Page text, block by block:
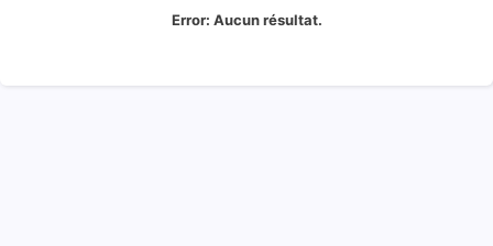
Error: Aucun résultat.